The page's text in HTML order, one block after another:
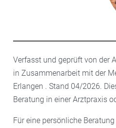
Verfasst und geprüft von der
in Zusammenarbeit mit der
Erlangen . Stand 04/2026.
Beratung in einer Arztpraxis
Für eine persönliche